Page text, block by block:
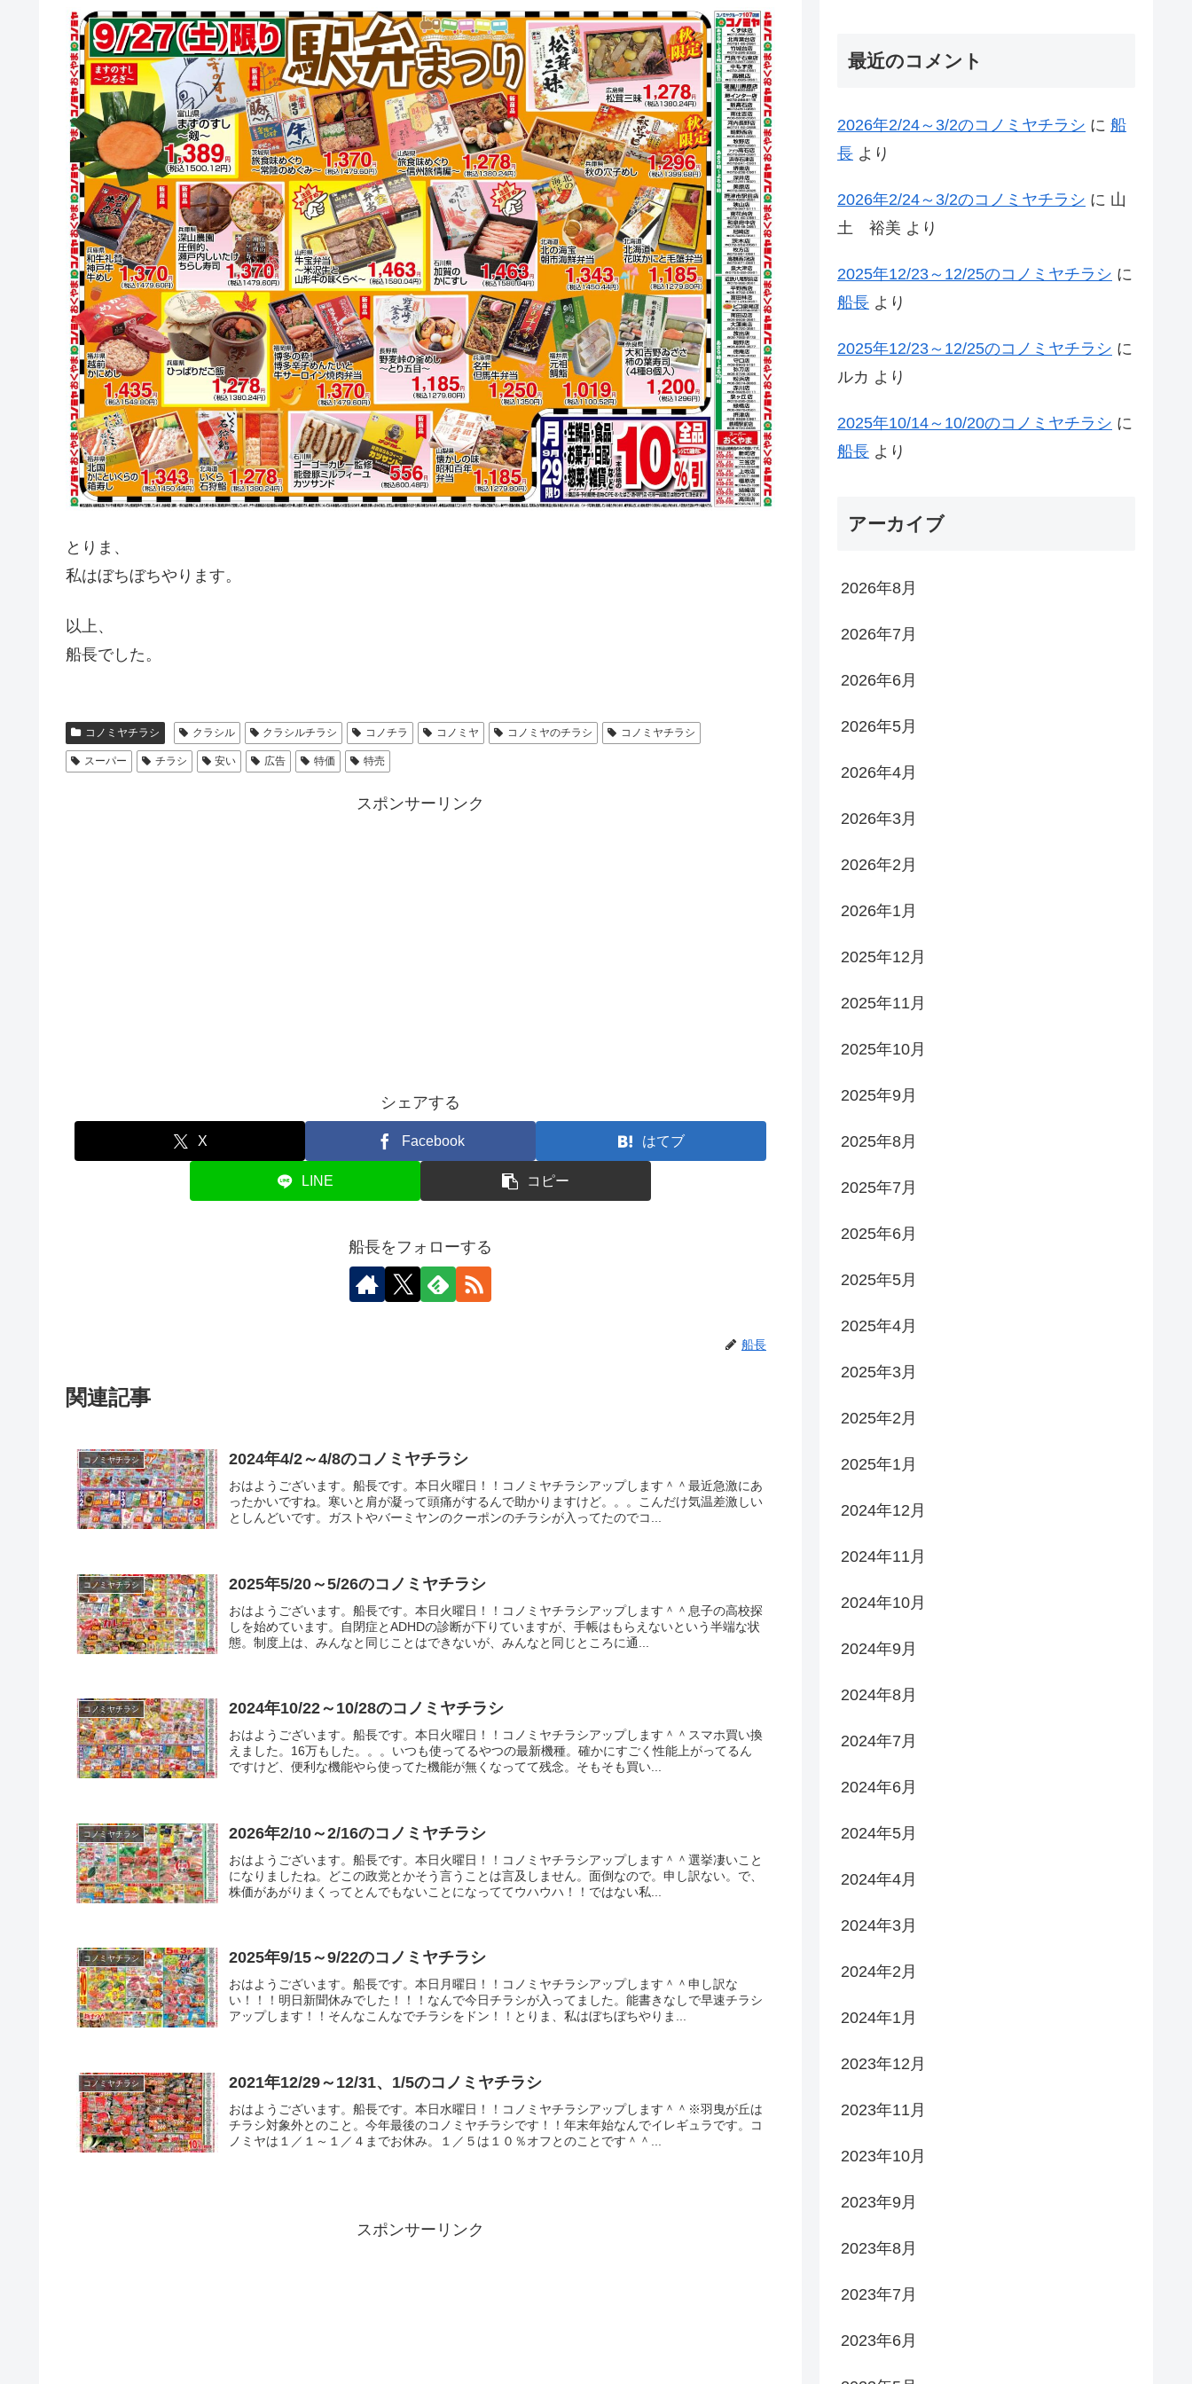
とりま、
私はぼちぼちやります。
以上、
船長でした。
コノミヤチラシ クラシル クラシルチラシ コノチラ コノミヤ コノミヤのチラシ コノミヤチラシ
スーパー チラシ 安い 広告 特価 特売
スポンサーリンク
シェアする
X Facebook はてブ
LINE コピー
船長をフォローする
船長
関連記事
コノミヤチラシ 2024年4/2～4/8のコノミヤチラシ
おはようございます。船長です。本日火曜日！！コノミヤチラシアップします＾＾最近急激にあ
ったかいですね。寒いと肩が凝って頭痛がするんで助かりますけど。。。こんだけ気温差激しい
としんどいです。ガストやバーミヤンのクーポンのチラシが入ってたのでコ...
コノミヤチラシ 2025年5/20～5/26のコノミヤチラシ
おはようございます。船長です。本日火曜日！！コノミヤチラシアップします＾＾息子の高校探
しを始めています。自閉症とADHDの診断が下りていますが、手帳はもらえないという半端な状
態。制度上は、みんなと同じことはできないが、みんなと同じところに通...
コノミヤチラシ 2024年10/22～10/28のコノミヤチラシ
おはようございます。船長です。本日火曜日！！コノミヤチラシアップします＾＾スマホ買い換
えました。16万もした。。。いつも使ってるやつの最新機種。確かにすごく性能上がってるん
ですけど、便利な機能やら使ってた機能が無くなってて残念。そもそも買い...
コノミヤチラシ 2026年2/10～2/16のコノミヤチラシ
おはようございます。船長です。本日火曜日！！コノミヤチラシアップします＾＾選挙凄いこと
になりましたね。どこの政党とかそう言うことは言及しません。面倒なので。申し訳ない。で、
株価があがりまくってとんでもないことになっててウハウハ！！ではない私...
コノミヤチラシ 2025年9/15～9/22のコノミヤチラシ
おはようございます。船長です。本日月曜日！！コノミヤチラシアップします＾＾申し訳な
い！！！明日新聞休みでした！！！なんで今日チラシが入ってました。能書きなしで早速チラシ
アップします！！そんなこんなでチラシをドン！！とりま、私はぼちぼちやりま...
コノミヤチラシ 2021年12/29～12/31、1/5のコノミヤチラシ
おはようございます。船長です。本日水曜日！！コノミヤチラシアップします＾＾※羽曳が丘は
チラシ対象外とのこと。今年最後のコノミヤチラシです！！年末年始なんでイレギュラです。コ
ノミヤは１／１～１／４までお休み。１／５は１０％オフとのことです＾＾...
スポンサーリンク
最近のコメント
2026年2/24～3/2のコノミヤチラシ に 船
長 より
2026年2/24～3/2のコノミヤチラシ に 山
土 裕美 より
2025年12/23～12/25のコノミヤチラシ に
船長 より
2025年12/23～12/25のコノミヤチラシ に
ルカ より
2025年10/14～10/20のコノミヤチラシ に
船長 より
アーカイブ
2026年8月
2026年7月
2026年6月
2026年5月
2026年4月
2026年3月
2026年2月
2026年1月
2025年12月
2025年11月
2025年10月
2025年9月
2025年8月
2025年7月
2025年6月
2025年5月
2025年4月
2025年3月
2025年2月
2025年1月
2024年12月
2024年11月
2024年10月
2024年9月
2024年8月
2024年7月
2024年6月
2024年5月
2024年4月
2024年3月
2024年2月
2024年1月
2023年12月
2023年11月
2023年10月
2023年9月
2023年8月
2023年7月
2023年6月